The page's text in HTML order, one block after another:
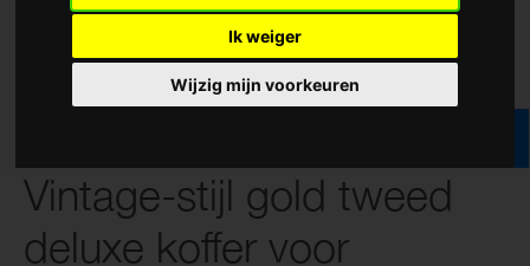
Ik weiger
Wijzig mijn voorkeuren
Vintage-stijl gold tweed
deluxe koffer voor